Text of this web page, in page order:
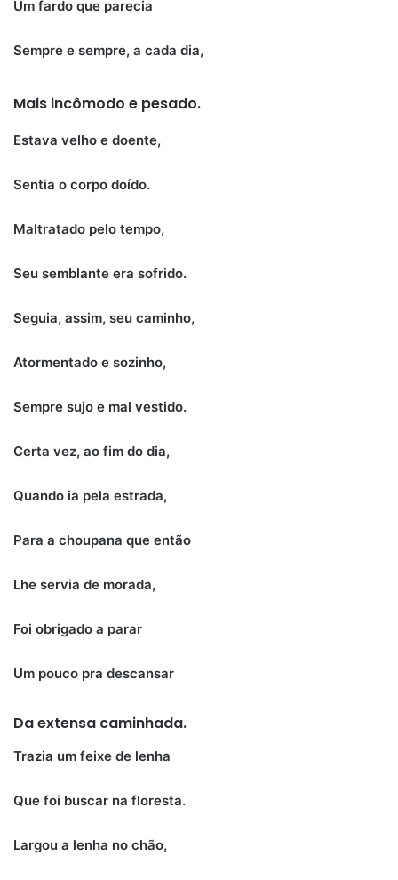
Um fardo que parecia
Sempre e sempre, a cada dia,
Mais incômodo e pesado.
Estava velho e doente,
Sentia o corpo doído.
Maltratado pelo tempo,
Seu semblante era sofrido.
Seguia, assim, seu caminho,
Atormentado e sozinho,
Sempre sujo e mal vestido.
Certa vez, ao fim do dia,
Quando ia pela estrada,
Para a choupana que então
Lhe servia de morada,
Foi obrigado a parar
Um pouco pra descansar
Da extensa caminhada.
Trazia um feixe de lenha
Que foi buscar na floresta.
Largou a lenha no chão,